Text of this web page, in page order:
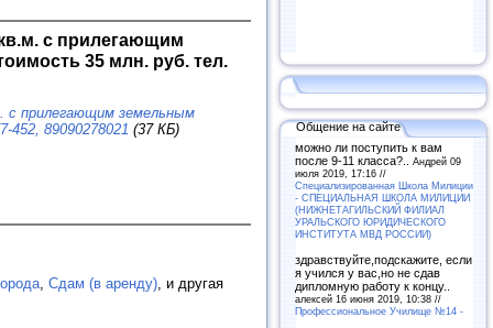
с прилегающим
35 млн. руб. тел.
с прилегающим земельным
89090278021 (37 КБ)
Сдам (в аренду) , и другая
Общение на сайте
можно ли поступить к вам
после 9-11 класса?.. Андрей 09
июля 2019, 17:16 //
Специализированная Школа Милиции
- СПЕЦИАЛЬНАЯ ШКОЛА МИЛИЦИИ
(НИЖНЕТАГИЛЬСКИЙ ФИЛИАЛ
УРАЛЬСКОГО ЮРИДИЧЕСКОГО
ИНСТИТУТА МВД РОССИИ)
здравствуйте,подскажите, если
я учился у вас,но не сдав
дипломную работу к концу..
алексей 16 июня 2019, 10:38 //
Профессиональное Училище №14 -